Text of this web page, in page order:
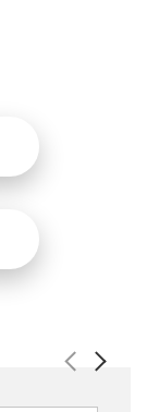
Previous
Next